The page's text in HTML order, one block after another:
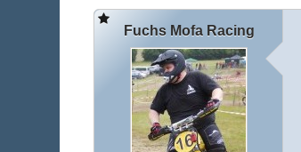
Fuchs Mofa Racing